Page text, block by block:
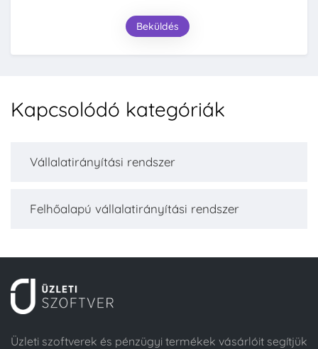
Beküldés
Kapcsolódó kategóriák
Vállalatirányítási rendszer
Felhőalapú vállalatirányítási rendszer
Üzleti szoftverek és pénzügyi termékek vásárlóit segítjük